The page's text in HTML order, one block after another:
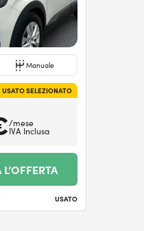
Manuale
USATO SELEZIONATO
/mese
IVA Inclusa
USATO